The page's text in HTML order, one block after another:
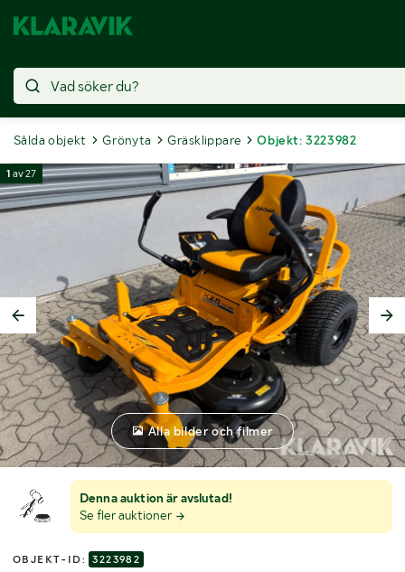
Sålda objekt Grönyta Gräsklippare Objekt: 3223982
Denna auktion är avslutad!
Se fler auktioner
OBJEKT-ID: 3223982
1 av27
Alla bilder och filmer